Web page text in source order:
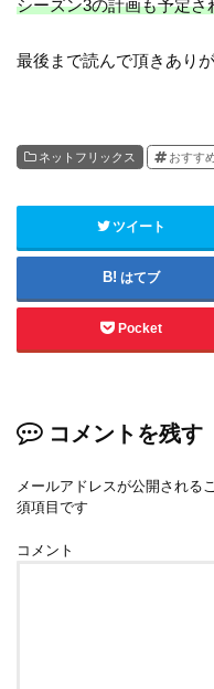
シーズン3の計画も予定
最後まで読んで頂きあり
ネットフリックス おすす
ツイート
はてブ
Pocket
コメントを残す
メールアドレスが公開される
須項目です
コメント